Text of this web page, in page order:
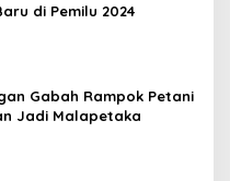
di Pemilu 2024
Gabah Rampok Petani
Jadi Malapetaka